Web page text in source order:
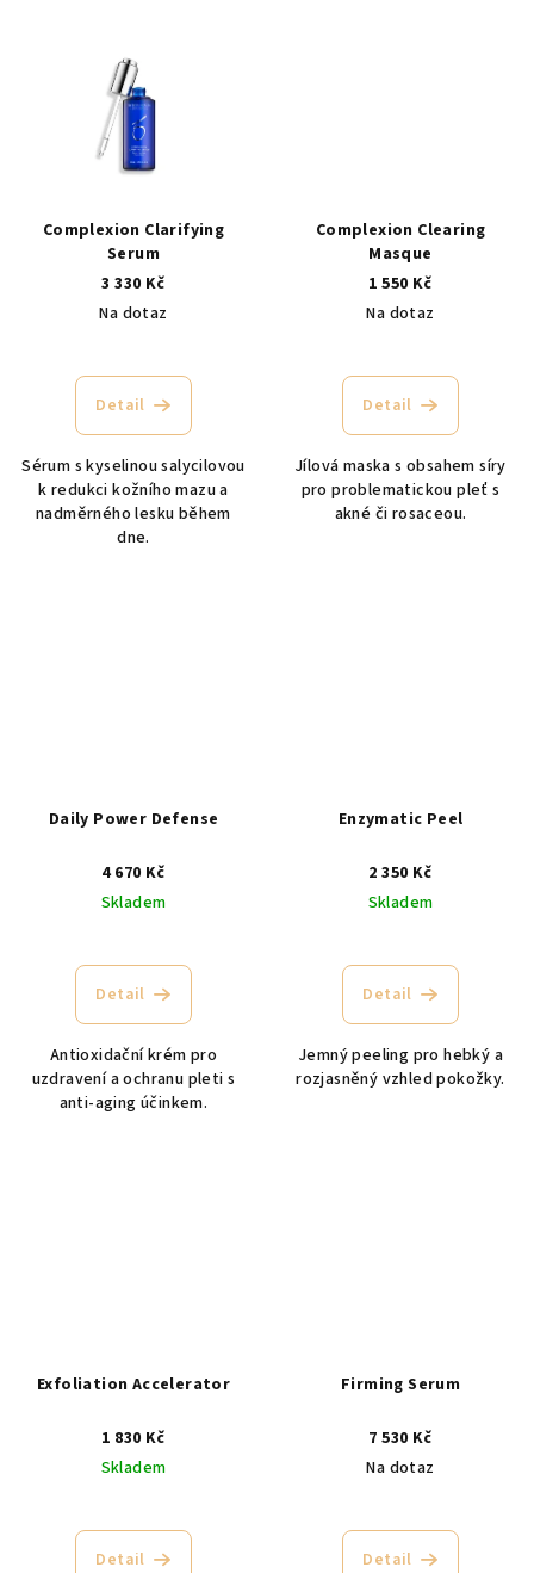
Complexion Clarifying
Serum
3 330 Kč
Na dotaz
Detail
Sérum s kyselinou salycilovou
k redukci kožního mazu a
nadměrného lesku během
dne.
Complexion Clearing
Masque
1 550 Kč
Na dotaz
Detail
Jílová maska s obsahem síry
pro problematickou pleť s
akné či rosaceou.
Daily Power Defense
4 670 Kč
Skladem
hodnocení
produktu
z
5
hvězdiček.
Detail
Antioxidační krém pro
uzdravení a ochranu pleti s
anti-aging účinkem.
Enzymatic Peel
2 350 Kč
Skladem
Detail
Jemný peeling pro hebký a
rozjasněný vzhled pokožky.
Exfoliation Accelerator
1 830 Kč
Skladem
Detail
Firming Serum
7 530 Kč
Na dotaz
Detail